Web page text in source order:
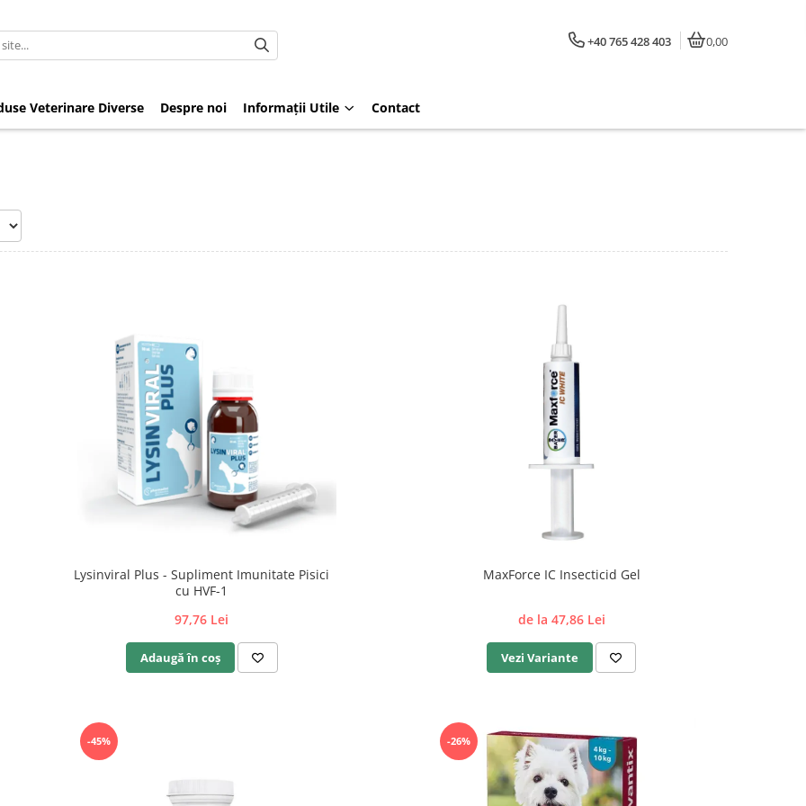
+40 765 428 403 0,00
Veterinare Diverse Despre noi Informații Utile Contact
Lysinviral Plus - Supliment Imunitate Pisici
cu HVF-1
97,76 Lei
Adaugă în coș
MaxForce IC Insecticid Gel
de la 47,86 Lei
Vezi Variante
-45% -26%